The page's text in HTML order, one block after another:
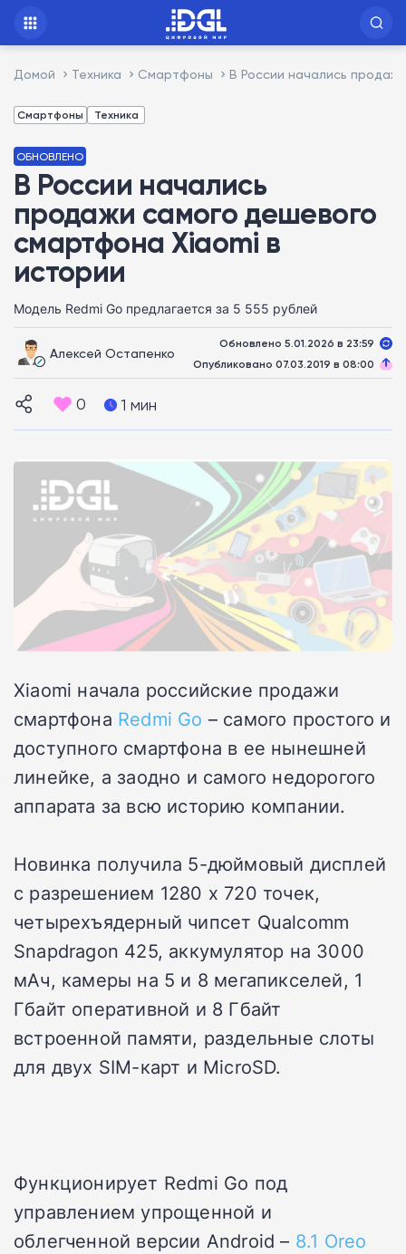
Домой Техника Смартфоны В России начались
Смартфоны Техника
ОБНОВЛЕНО
В России начались
продажи самого дешевого
смартфона Xiaomi в
истории
Модель Redmi Go предлагается за 5 555 рублей
Алексей Остапенко
Обновлено 5.01.2026 в 23:59
Опубликовано 07.03.2019 в 08:00
0 1 мин
Xiaomi начала российские продажи
смартфона Redmi Go – самого простого и
доступного смартфона в ее нынешней
линейке, а заодно и самого недорогого
аппарата за всю историю компании.
Новинка получила 5-дюймовый дисплей
с разрешением 1280 х 720 точек,
четырехъядерный чипсет Qualcomm
Snapdragon 425, аккумулятор на 3000
мАч, камеры на 5 и 8 мегапикселей, 1
Гбайт оперативной и 8 Гбайт
встроенной памяти, раздельные слоты
для двух SIM-карт и MicroSD.
Функционирует Redmi Go под
управлением упрощенной и
облегченной версии Android – 8.1 Oreo